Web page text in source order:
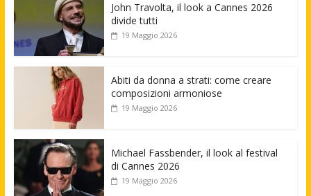
John Travolta, il look a Cannes 2026
divide tutti
19 Maggio 2026
Abiti da donna a strati: come creare
composizioni armoniose
19 Maggio 2026
Michael Fassbender, il look al festival
di Cannes 2026
19 Maggio 2026